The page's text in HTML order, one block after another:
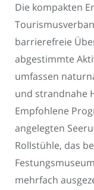
Die kompakten
barrierefreie
abgestimmte
umfassen
und strandnahe
Empfohlene
angelegten
Rollstühle, das
mehrfach